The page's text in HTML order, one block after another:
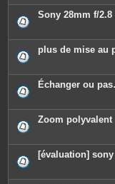
Sony 28mm f/2.8
plus de mise au
Échanger ou
Zoom polyvalent
[évaluation] sony